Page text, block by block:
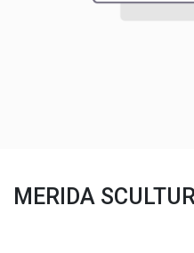
MERIDA